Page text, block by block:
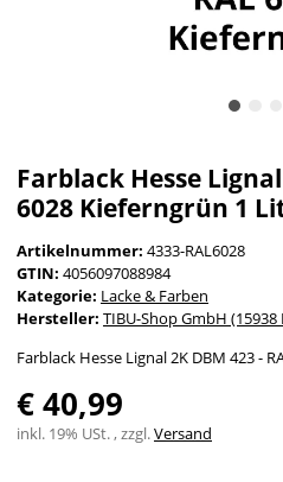
Farblack Hesse
6028 Kieferngrün 1
Artikelnummer: 4333-RAL6028
GTIN: 4056097088984
Kategorie: Lacke & Farben
Hersteller: TIBU-Shop GmbH
Farblack Hesse Lignal 2K DBM 423 -
€ 40,99
inkl. 19% USt. , zzgl.Versand